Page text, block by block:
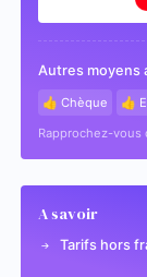
Autres moyens
👍 Chèque 👍
Rapprochez-
A savoir
Tarifs hors